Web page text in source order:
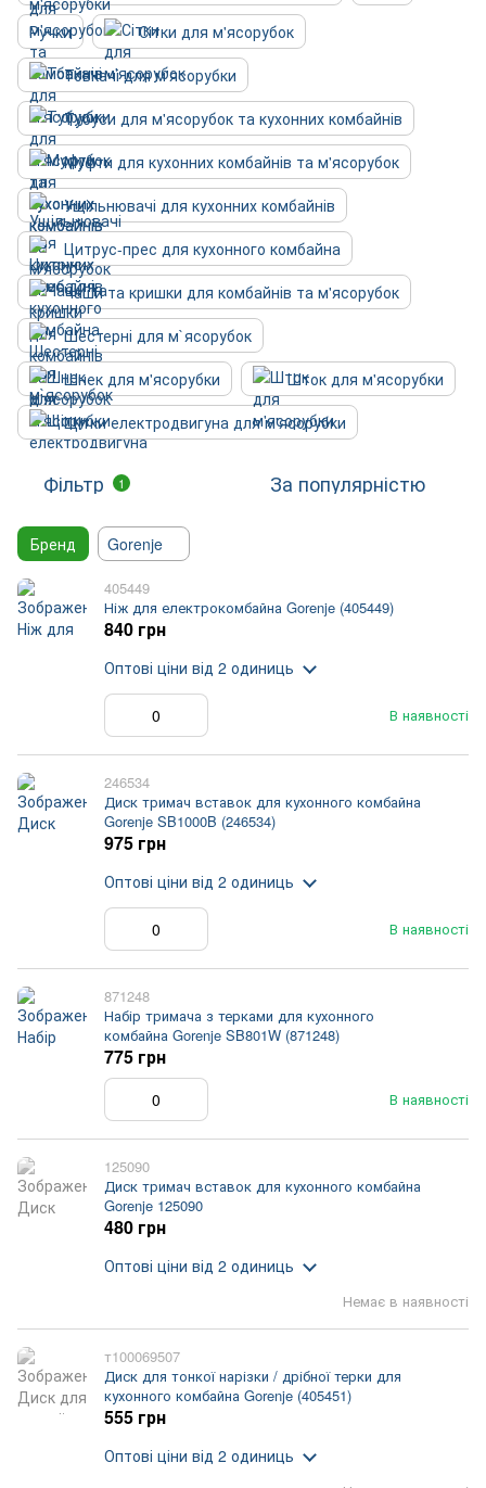
Ручки
Сітки для м'ясорубок
Товкачі для м'ясорубки
Тубуси для м'ясорубок та кухонних комбайнів
Муфти для кухонних комбайнів та м'ясорубок
Ущільнювачі для кухонних комбайнів
Цитрус-прес для кухонного комбайна
Чаши та кришки для комбайнів та м'ясорубок
Шестерні для м`ясорубок
Шнек для м'ясорубки
Шток для м'ясорубки
Щітки електродвигуна для м'ясорубки
Фільтр 1 За популярністю
Бренд Gorenje
405449
Ніж для електрокомбайна Gorenje (405449)
В наявності
840 грн
Оптові ціни від 2 одиниць
246534
Диск тримач вставок для кухонного комбайна
Gorenje SB1000B (246534)
В наявності
975 грн
Оптові ціни від 2 одиниць
871248
Набір тримача з терками для кухонного
комбайна Gorenje SB801W (871248)
В наявності
775 грн
125090
Диск тримач вставок для кухонного комбайна
Gorenje 125090
Немає в наявності
480 грн
Оптові ціни від 2 одиниць
т100069507
Диск для тонкої нарізки / дрібної терки для
кухонного комбайна Gorenje (405451)
555 грн
Оптові ціни від 2 одиниць